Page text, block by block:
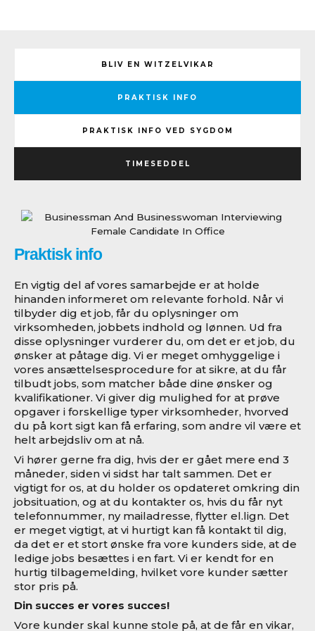
BLIV EN WITZELVIKAR
PRAKTISK INFO
PRAKTISK INFO VED SYGDOM
TIMESEDDEL
Praktisk info
En vigtig del af vores samarbejde er at holde
hinanden informeret om relevante forhold. Når vi
tilbyder dig et job, får du oplysninger om
virksomheden, jobbets indhold og lønnen. Ud fra
disse oplysninger vurderer du, om det er et job, du
ønsker at påtage dig. Vi er meget omhyggelige i
vores ansættelsesprocedure for at sikre, at du får
tilbudt jobs, som matcher både dine ønsker og
kvalifikationer. Vi giver dig mulighed for at prøve
opgaver i forskellige typer virksomheder, hvorved
du på kort sigt kan få erfaring, som andre vil være et
helt arbejdsliv om at nå.
Vi hører gerne fra dig, hvis der er gået mere end 3
måneder, siden vi sidst har talt sammen. Det er
vigtigt for os, at du holder os opdateret omkring din
jobsituation, og at du kontakter os, hvis du får nyt
telefonnummer, ny mailadresse, flytter el.lign. Det
er meget vigtigt, at vi hurtigt kan få kontakt til dig,
da det er et stort ønske fra vore kunders side, at de
ledige jobs besættes i en fart. Vi er kendt for en
hurtig tilbagemelding, hvilket vore kunder sætter
stor pris på.
Din succes er vores succes!
Vore kunder skal kunne stole på, at de får en vikar,